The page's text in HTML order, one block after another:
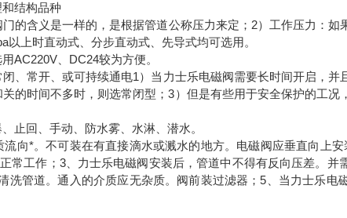
结构品种
的含义是一样的，是根据管道公称压力来定；2）工作压力：如
上时直动式、分步直动式、先导式均可选用。
AC220V、DC24较为方便。
、常开、或可持续通电1）当力士乐电磁阀需要长时间开启，并
的时间不多时，则选常闭型；3）但是有些用于安全保护的工况
止回、手动、防水雾、水淋、潜水。
向*。不可装在有直接滴水或溅水的地方。电磁阀应垂直向上
常工作；3、力士乐电磁阀安装后，管道中不得有反向压差。并
洗管道。通入的介质应无杂质。阀前装过滤器；5、当力士乐电